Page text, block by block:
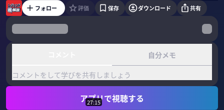
フォロー 評価 保存 ダウンロード 共有
自分メモ
コメントをして学びを共有しましょう
アプリで視聴する
27:15